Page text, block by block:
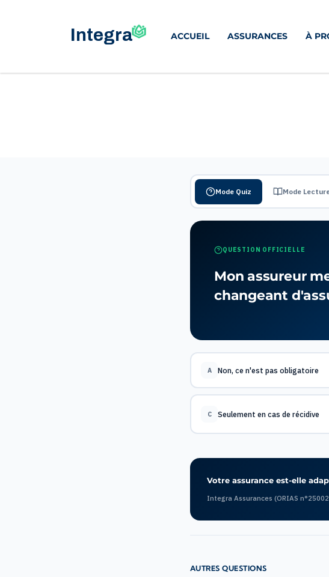
ACCUEIL ASSURANCES À
Mode Quiz Mode
QUESTION OFFICIELLE
Mon assureur
changeant
A Non, ce n'est pas obligatoire
C Seulement en cas de récidive
Votre assurance est-elle
Integra Assurances (ORIAS
AUTRES QUESTIONS